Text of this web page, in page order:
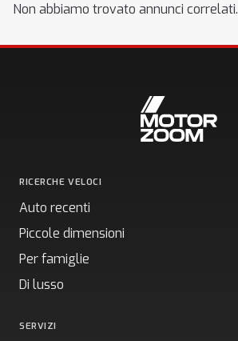
Non abbiamo trovato annunci correlati.
RICERCHE VELOCI
Auto recenti
Piccole dimensioni
Per famiglie
Di lusso
SERVIZI